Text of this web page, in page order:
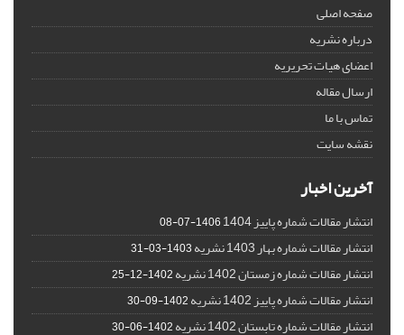
صفحه اصلی
درباره نشریه
اعضای هیات تحریریه
ارسال مقاله
تماس با ما
نقشه سایت
آخرین اخبار
انتشار مقالات شماره پاییز 1404 1406-07-08
انتشار مقالات شماره بهار 1403 نشریه 1403-03-31
انتشار مقالات شماره زمستان 1402 نشریه 1402-12-25
انتشار مقالات شماره پاییز 1402 نشریه 1402-09-30
انتشار مقالات شماره تابستان 1402 نشریه 1402-06-30